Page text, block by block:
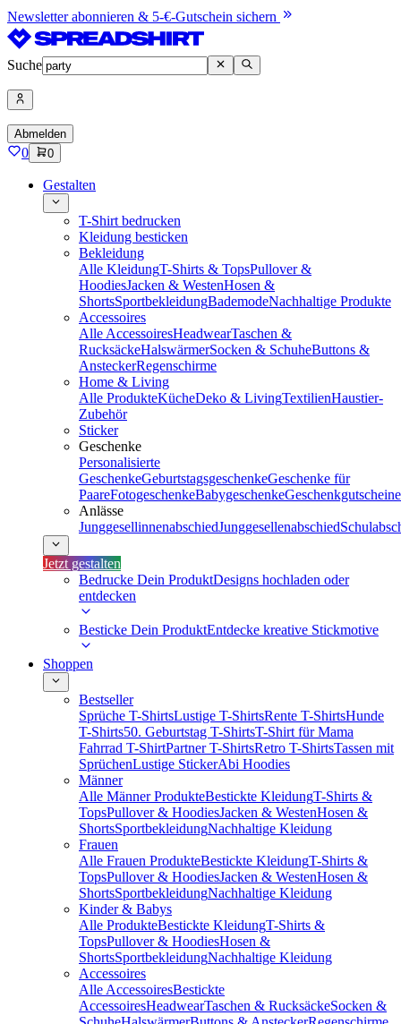
Newsletter abonnieren & 5-€-Gutschein sichern
Suche
Abmelden
0 0
Gestalten
T-Shirt bedrucken
Kleidung besticken
Bekleidung
Alle KleidungT-Shirts & TopsPullover &
HoodiesJacken & WestenHosen &
ShortsSportbekleidungBademodeNachhaltige Produkte
Accessoires
Alle AccessoiresHeadwearTaschen &
RucksäckeHalswärmerSocken & SchuheButtons &
AnsteckerRegenschirme
Home & Living
Alle ProdukteKücheDeko & LivingTextilienHaustier-
Zubehör
Sticker
Geschenke
Personalisierte
GeschenkeGeburtstagsgeschenkeGeschenke für
PaareFotogeschenkeBabygeschenkeGeschenkgutscheine
Anlässe
JunggesellinnenabschiedJunggesellenabschied
Jetzt gestalten
Bedrucke Dein ProduktDesigns hochladen oder
entdecken
Besticke Dein ProduktEntdecke kreative Stickmotive
Shoppen
Bestseller
Sprüche T-ShirtsLustige T-ShirtsRente T-ShirtsHunde
T-Shirts50. Geburtstag T-ShirtsT-Shirt für Mama
Fahrrad T-ShirtPartner T-ShirtsRetro T-ShirtsTassen mit
SprüchenLustige StickerAbi Hoodies
Männer
Alle Männer ProdukteBestickte KleidungT-Shirts &
TopsPullover & HoodiesJacken & WestenHosen &
ShortsSportbekleidungNachhaltige Kleidung
Frauen
Alle Frauen ProdukteBestickte KleidungT-Shirts &
TopsPullover & HoodiesJacken & WestenHosen &
ShortsSportbekleidungNachhaltige Kleidung
Kinder & Babys
Alle ProdukteBestickte KleidungT-Shirts &
TopsPullover & HoodiesHosen &
ShortsSportbekleidungNachhaltige Kleidung
Accessoires
Alle AccessoiresBestickte
AccessoiresHeadwearTaschen & RucksäckeSocken &